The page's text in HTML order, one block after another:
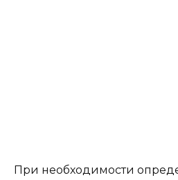
При необходимости